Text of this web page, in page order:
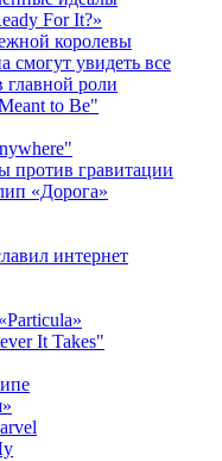
For It?»
королевы
смогут увидеть все
роли
to Be"
против гравитации
«Дорога»
интернет
It Takes"